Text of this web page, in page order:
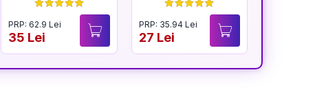
PRP: 62.9 Lei
35 Lei
PRP: 35.94 Lei
27 Lei